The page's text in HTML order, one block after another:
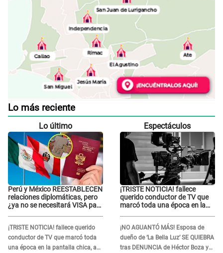
Lo más reciente
Lo último
Perú y México REESTABLECEN
relaciones diplomáticas, pero
¿ya no se necesitará VISA para
¡TRISTE NOTICIA! fallece querido
conductor de TV que marcó toda
una época en la pantalla chica, así
Espectáculos
¡TRISTE NOTICIA! fallece
querido conductor de TV que
marcó toda una época en la
¡NO AGUANTÓ MÁS! Esposa de
dueño de ‘La Bella Luz’ SE QUIEBRA
tras DENUNCIA de Héctor Boza y